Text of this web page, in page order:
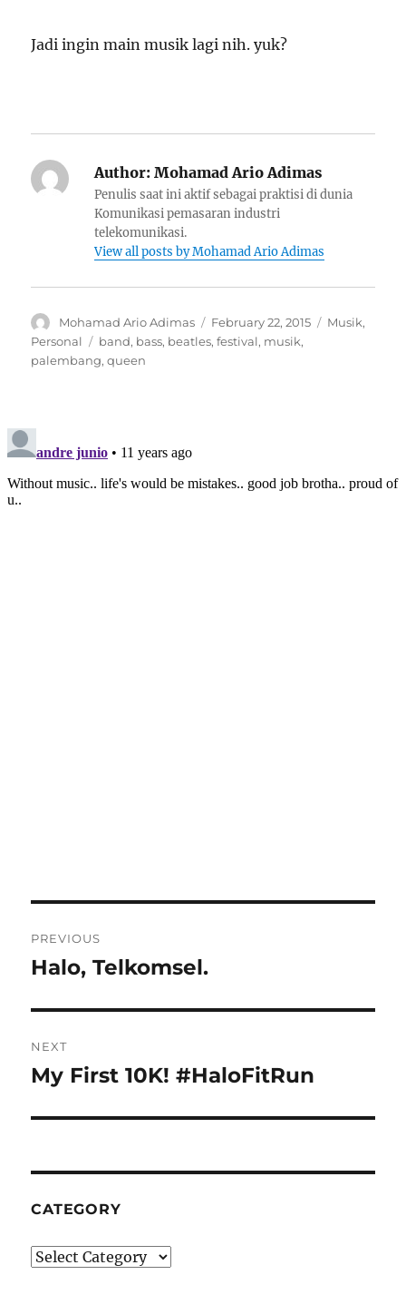
Jadi ingin main musik lagi nih. yuk?
Author: Mohamad Ario Adimas
Penulis saat ini aktif sebagai praktisi di dunia
Komunikasi pemasaran industri
telekomunikasi.
View all posts by Mohamad Ario Adimas
Author
Mohamad Ario Adimas
Posted
on
February 22, 2015 Categories
Musik,
Personal
Tags
band, bass, beatles,festival, musik,
palembang,queen
navigation
PREVIOUS
Previous
Halo, Telkomsel.
NEXT
Next
My First 10K! #HaloFitRun
CATEGORY
Category